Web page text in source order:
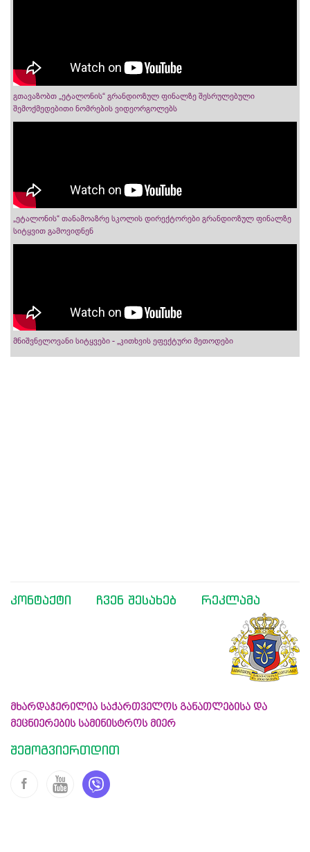
გთავაზობთ „ეტალონის“ გრანდიოზულ ფინალზე შესრულებული
შემოქმედებითი ნომრების ვიდეორგოლებს
„ეტალონის“ თანამოაზრე სკოლის დირექტორები გრანდიოზულ ფინალზე
სიტყვით გამოვიდნენ
მნიშვნელოვანი სიტყვები - „კითხვის ეფექტური მეთოდები
კონტაქტი ჩვენ შესახებ რეკლამა
მხარდაჭერილია საქართველოს განათლებისა და
მეცნიერების სამინისტროს მიერ
შემოგვიერთდით